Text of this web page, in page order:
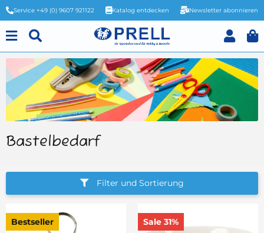
Service +49 (0) 9607 921122 Katalog entdecken Newsletter abonnieren
Bastelbedarf
Filter und Sortierung
Bestseller Sale 31%